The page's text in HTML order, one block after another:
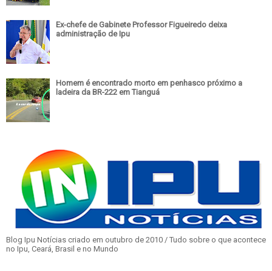
Ex-chefe de Gabinete Professor Figueiredo deixa
administração de Ipu
Homem é encontrado morto em penhasco próximo a
ladeira da BR-222 em Tianguá
Blog Ipu Notícias criado em outubro de 2010 / Tudo sobre o que acontece
no Ipu, Ceará, Brasil e no Mundo